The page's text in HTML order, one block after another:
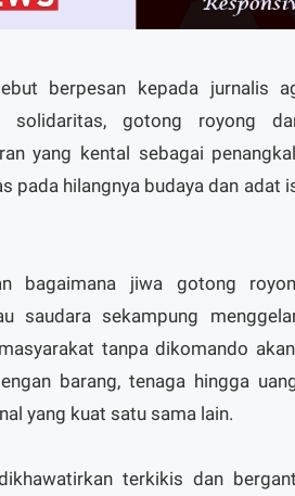
berpesan kepada jurnalis
solidaritas, gotong royong
yang kental sebagai
pada hilangnya budaya dan adat
bagaimana jiwa gotong
saudara sekampung
tanpa dikomando
barang, tenaga hingga
yang kuat satu sama lain.
terkikis dan